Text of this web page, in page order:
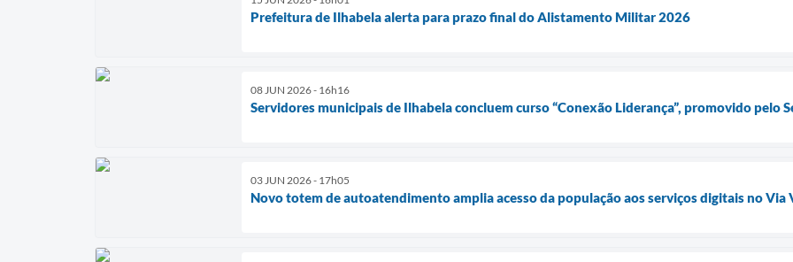
Prefeitura de Ilhabela alerta para prazo final do Alistamento Militar 2026
08 JUN 2026 - 16h16
Servidores municipais de Ilhabela concluem curso “Conexão Liderança”, promovido pelo
03 JUN 2026 - 17h05
Novo totem de autoatendimento amplia acesso da população aos serviços digitais no Via